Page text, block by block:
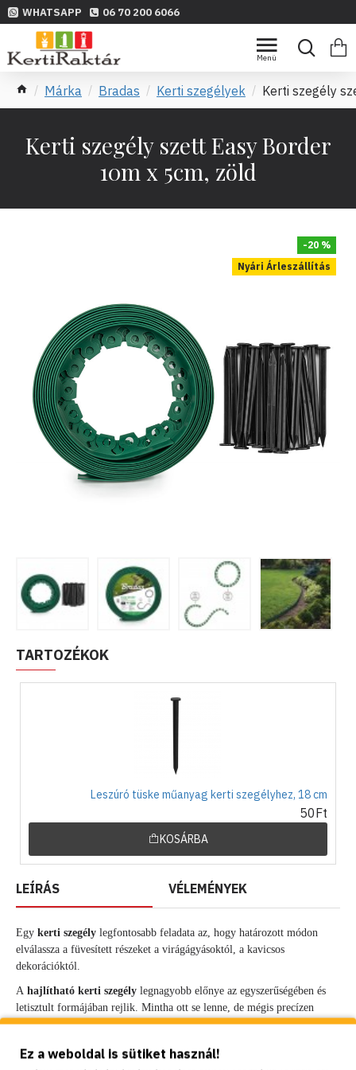
WHATSAPP 06 70 200 6066
Márka Bradas Kerti szegélyek Kerti szegély
Kerti szegély szett Easy Border
10m x 5cm, zöld
Nyári Árleszállítás
-20 %
TARTOZÉKOK
Leszúró tüske műanyag kerti szegélyhez, 18 cm
50Ft
KOSÁRBA
LEÍRÁS VÉLEMÉNYEK
Egy kerti szegély legfontosabb feladata az, hogy határozott módon
elválassza a füvesített részeket a virágágyásoktól, a kavicsos
dekorációktól.
A hajlítható kerti szegély legnagyobb előnye az egyszerűségében és
letisztult formájában rejlik. Mintha ott se lenne, de mégis precízen
mondhatni művészi módon határolja el egymástól a kert különböző
Ez a weboldal is sütiket használ!